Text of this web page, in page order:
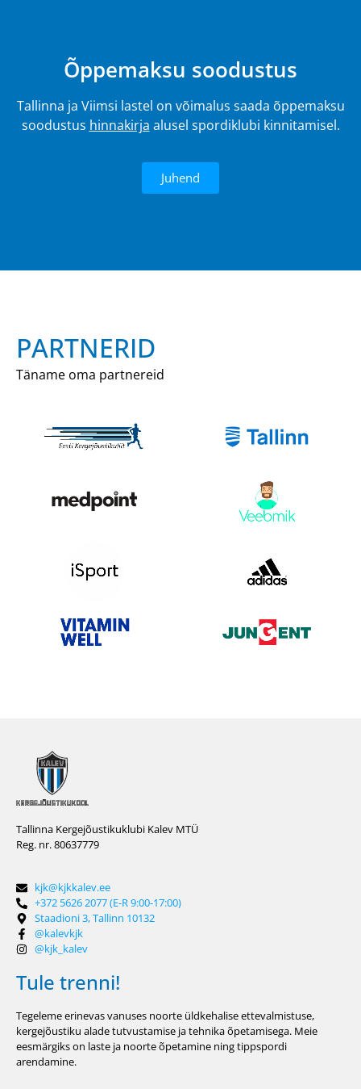
Õppemaksu soodustus
Tallinna ja Viimsi lastel on võimalus saada õppemaksu
soodustus hinnakirja alusel spordiklubi kinnitamisel.
Juhend
PARTNERID
Täname oma partnereid
Tallinna Kergejõustikuklubi Kalev MTÜ
Reg. nr. 80637779
kjk@kjkkalev.ee
+372 5626 2077 (E-R 9:00-17:00)
Staadioni 3, Tallinn 10132
@kalevkjk
@kjk_kalev
Tule trenni!
Tegeleme erinevas vanuses noorte üldkehalise ettevalmistuse,
kergejõustiku alade tutvustamise ja tehnika õpetamisega. Meie
eesmärgiks on laste ja noorte õpetamine ning tippspordi
arendamine.